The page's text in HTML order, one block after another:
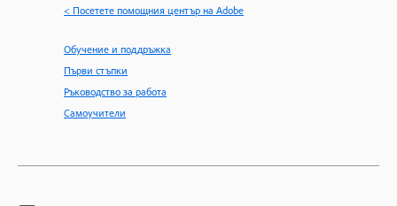
< Посетете помощния център на Adobe
Обучение и поддръжка
Първи стъпки
Ръководство за работа
Самоучители